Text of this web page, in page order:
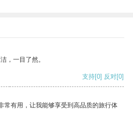
，一目了然。
支持[0] 反对[0]
常有用，让我能够享受到高品质的旅行体